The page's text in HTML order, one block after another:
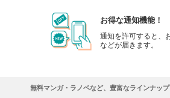
お得な通知機能！
通知を許可すると、
などが届きます。
無料マンガ・ラノベなど、豊富なラインナッ